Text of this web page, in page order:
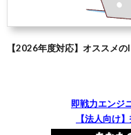
【2026年度対応】オススメ
即戦力エンジ
【法人向け